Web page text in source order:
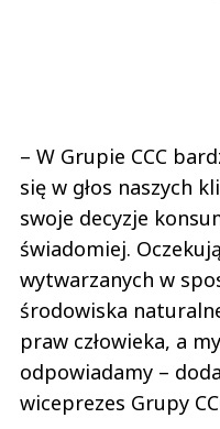
– W Grupie CCC
się w głos naszych
swoje decyzje
świadomiej.
wytwarzanych w
środowiska
praw człowieka, a
odpowiadamy –
wiceprezes Grupy